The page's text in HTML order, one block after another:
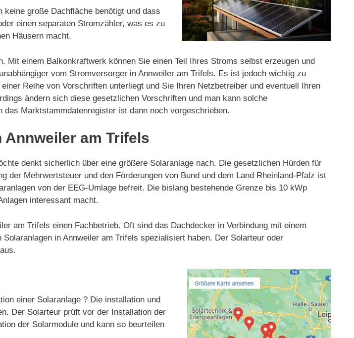
große Dachfläche benötigt und dass
einen separaten Stromzähler, was es zu
Häusern macht.
einem Balkonkraftwerk können Sie einen Teil Ihres Stroms selbst erzeugen und
vom Stromversorger in Annweiler am Trifels. Es ist jedoch wichtig zu
Reihe von Vorschriften unterliegt und Sie Ihren Netzbetreiber und eventuell Ihren
ändern sich diese gesetzlichen Vorschriften und man kann solche
Marktstammdatenregister ist dann noch vorgeschrieben.
am Trifels
denkt sicherlich über eine größere Solaranlage nach. Die gesetzlichen Hürden für
Mehrwertsteuer und den Förderungen von Bund und dem Land Rheinland-Pfalz ist
von der EEG-Umlage befreit. Die bislang bestehende Grenze bis 10 kWp
interessant macht.
am Trifels einen Fachbetrieb. Oft sind das Dachdecker in Verbindung mit einem
in Annweiler am Trifels spezialisiert haben. Der Solarteur oder
einer Solaranlage ? Die installation und
Der Solarteur prüft vor der Installation der
der Solarmodule und kann so beurteilen